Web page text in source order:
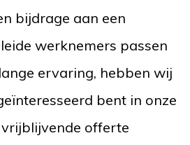
bijdrage aan een
werknemers passen
ervaring, hebben wij
bent in onze
offerte